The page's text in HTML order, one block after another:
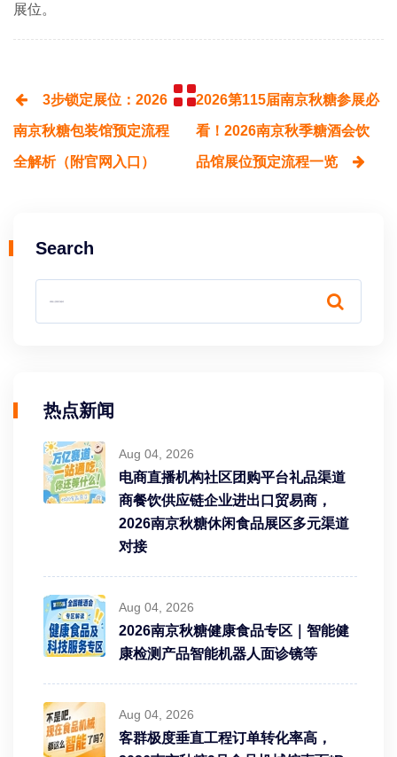
展位。
3步锁定展位：2026
南京秋糖包装馆预定流程
全解析（附官网入口）
2026第115届南京秋糖参展必
看！2026南京秋季糖酒会饮
品馆展位预定流程一览
Search
热点新闻
Aug 04, 2026
电商直播机构社区团购平台礼品渠道
商餐饮供应链企业进出口贸易商，
2026南京秋糖休闲食品展区多元渠道
对接
Aug 04, 2026
2026南京秋糖健康食品专区｜智能健
康检测产品智能机器人面诊镜等
Aug 04, 2026
客群极度垂直工程订单转化率高，